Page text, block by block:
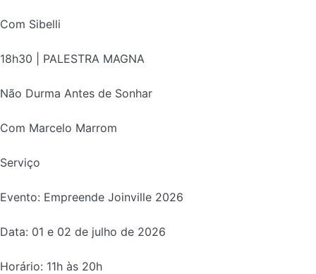
Com Sibelli
18h30 | PALESTRA MAGNA
Não Durma Antes de Sonhar
Com Marcelo Marrom
Serviço
Evento: Empreende Joinville 2026
Data: 01 e 02 de julho de 2026
Horário: 11h às 20h